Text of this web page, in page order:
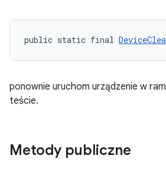
public static final
ponownie uruchom urządzenie w
teście.
Metody publiczne